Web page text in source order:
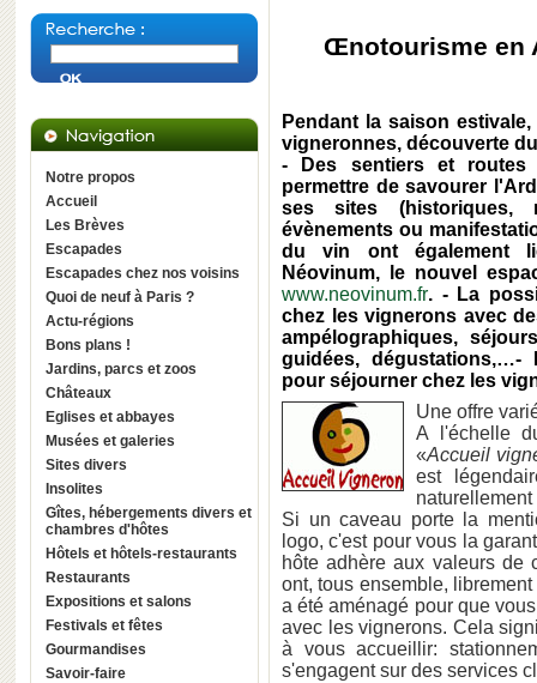
Notre propos
Accueil
Les Brèves
Escapades
Escapades chez nos voisins
Quoi de neuf à Paris ?
Actu-régions
Bons plans !
Jardins, parcs et zoos
Châteaux
Eglises et abbayes
Musées et galeries
Sites divers
Insolites
Gîtes, hébergements divers et
chambres d'hôtes
Hôtels et hôtels-restaurants
Restaurants
Expositions et salons
Festivals et fêtes
Gourmandises
Savoir-faire
Œnotourisme en
Pendant la saison
vigneronnes, découverte
- Des sentiers et routes
permettre de savourer
ses sites (historiques,
évènements ou
du vin ont également
Néovinum, le nouvel
www.neovinum.fr. - La
chez les vignerons avec
ampélographiques,
guidées, dégustations,…-
pour séjourner chez les
Une offre
A l'échelle
«Accueil
est
Si un caveau porte la
logo, c'est pour vous la
hôte adhère aux valeurs de
ont, tous ensemble,
a été aménagé pour que
avec les vignerons. Cela
à vous accueillir:
s'engagent sur des services